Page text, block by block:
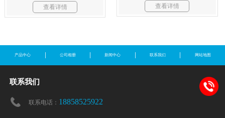
查看详情 查看详情
产品中心 公司相册 新闻中心 联系我们 网站地图
联系我们
联系电话： 18858525922